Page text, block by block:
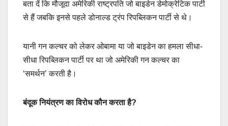
बता दें कि मौजूदा अमेरिकी राष्ट्रपति जो बाइडेन डेमोक्रेटिक पार्टी
से हैं जबकि इनसे पहले डोनाल्ड ट्रंप रिपब्लिकन पार्टी से थे।
यानी गन कल्चर को लेकर ओबामा या जो बाइडेन का हमला सीधा-
सीधा रिपब्लिकन पार्टी पर था जो अमेरिकी गन कल्चर का
‘समर्थन’ करती है।
बंदूक नियंत्रण का विरोध कौन करता है?